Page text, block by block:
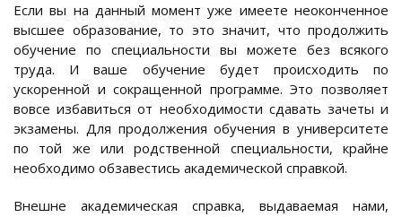
Если вы на данный момент уже имеете неоконченное
высшее образование, то это значит, что продолжить
обучение по специальности вы можете без всякого
труда. И ваше обучение будет происходить по
ускоренной и сокращенной программе. Это позволяет
вовсе избавиться от необходимости сдавать зачеты и
экзамены. Для продолжения обучения в университете
по той же или родственной специальности, крайне
необходимо обзавестись академической справкой.
Внешне академическая справка, выдаваемая нами,